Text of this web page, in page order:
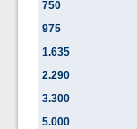
750
975
1.635
2.290
3.300
5.000